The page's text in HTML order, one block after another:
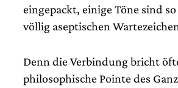
eingepackt, einige Töne sind
völlig aseptischen
Denn die Verbindung bricht
philosophische Pointe des